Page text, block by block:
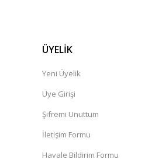
ÜYELİK
Yeni Üyelik
Üye Girişi
Şifremi Unuttum
İletişim Formu
Havale Bildirim Formu